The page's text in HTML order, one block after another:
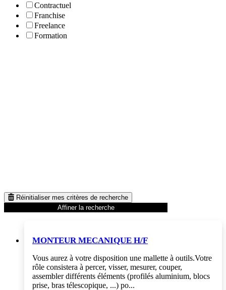
Contractuel
Franchise
Freelance
Formation
Réinitialiser mes critères de recherche
Affiner la recherche
MONTEUR MECANIQUE H/F
Vous aurez à votre disposition une mallette à outils.Votre
rôle consistera à percer, visser, mesurer, couper,
assembler différents éléments (profilés aluminium, blocs
prise, bras télescopique, ...) po...